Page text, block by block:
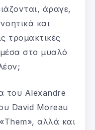
άραγε,
και
τρομακτικές
στο μυαλό
του Alexandre
David Moreau
αλλά και